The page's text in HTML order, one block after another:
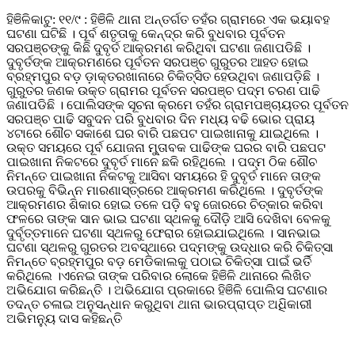
ହିଞିଳିକାଟୁ: ୧୧/୯ : ହିଞିଳି ଥାନା ଅନ୍ତର୍ଗତ ତହଁର ଗ୍ରାମରେ ଏକ ଭୟାବହ
ଘଟଣା ଘଟିଛି । ପୂର୍ବ ଶତୃତାକୁ କେନ୍ଦ୍ର କରି ବୁଧବାର ପୂର୍ବତନ
ସରପଞ୍ଚଙ୍କୁ କିଛି ଦୁବୃର୍ତ ଆକ୍ରମଣ କରିଥିବା ଘଟଣା ଜଣାପଡିଛି ।
ଦୁବୃର୍ତଙ୍କ ଆକ୍ରମଣରେ ପୂର୍ବତନ ସରପଞ୍ଚ ଗୁରୁତର ଆହତ ହୋଇ
ବ୍ରହ୍ମପୁର ବଡ଼ ଡ଼ାକ୍ତରଖାନାରେ ଚିକିତ୍ସିତ ହେଉଥିବା ଜଣାପଡ଼ିଛି ।
ଗୁରୁତର ଜଣକ ଉକ୍ତ ଗ୍ରାମର ପୂର୍ବତନ ସରପଞ୍ଚ ପଦ୍ମ ଚରଣ ପାଢି
ଜଣାପଡିଛି । ପୋଲିସଙ୍କ ସୂଚନା କ୍ରମେ ତହଁର ଗ୍ରାମପଞ୍ଚାୟତର ପୂର୍ବତନ
ସରପଞ୍ଚ ପାଢି ସବୁଦନ ପରି ବୁଧବାର ଦିନ ମଧ୍ୟ ବଢି ଭୋର ପ୍ରାୟ
୪ଟାରେ ଶୌଚ ସକାଶେ ଘର ବାରି ପଛପଟ ପାଇଖାନାକୁ ଯାଇଥିଲେ ।
ଉକ୍ତ ସମୟରେ ପୂର୍ବ ଯୋଜନା ମୁ୍ତାବକ ପାଢିଙ୍କ ଘରର ବାରି ପଛପଟ
ପାଇଖାନା ନିକଟରେ ଦୁବୃର୍ତ ମାନେ ଛକି ରହିଥିଲେ । ପଦ୍ମ ଠିକ ଶୌଚ
ନିମନ୍ତେ ପାଇଖାନା ନିକଟକୁ ଆସିବା ସମୟରେ ହି ଦୁବୃର୍ତ ମାନେ ତାଙ୍କ
ଉପରକୁ ବିଭିନ୍ନ ମାରଣାସ୍ତ୍ରରେ ଆକ୍ରମଣ କରିଥିଲେ । ଦୁବୃର୍ତଙ୍କ
ଆକ୍ରମଣର ଶିକାର ହୋଇ ତଳେ ପଡ଼ି ବହୁ ଜୋରରେ ଚିତ୍କାର କରିବା
ଫଳରେ ତାଙ୍କ ସାନ ଭାଇ ଘଟଣା ସ୍ଥଳକୁ ଦୌଡ଼ି ଆସି ଦେଖିବା ବେଳକୁ
ଦୁର୍ବୃତ୍ତମାନେ ଘଟଣା ସ୍ଥଳରୁ ଫେରାର ହୋଇଯାଇଥିଲେ । ସାନଭାଇ
ଘଟଣା ସ୍ଥଳରୁ ଗୁରତର ଅବସ୍ଥାରେ ପଦ୍ମଙ୍କୁ ଉଦ୍ଧାର କରି ଚିକିତ୍ସା
ନିମନ୍ତେ ବ୍ରହ୍ମପୁର ବଡ଼ ମେଡିକାଲକୁ ପଠାଇ ଚିକିତ୍ସା ପାଇଁ ଭର୍ତି
କରିଥିଲେ ।ଏନେଇ ତାଙ୍କ ପରିବାର ଲୋକେ ହିଞିଳି ଥାନାରେ ଲିଖିତ
ଅଭିଯୋଗ କରିଛନ୍ତି । ଅଭିଯୋଗ ପ୍ରକାରେ ହିଞିଳି ପୋଲିସ ଘଟଣାର
ତଦନ୍ତ ଚଳାଇ ଅନୁସନ୍ଧାନ କରୁଥିବା ଥାନା ଭାରପ୍ରାପ୍ତ ଅଧିିକାରୀ
ଅଭିମନ୍ୟୁ ଦାସ କହିଛନ୍ତି